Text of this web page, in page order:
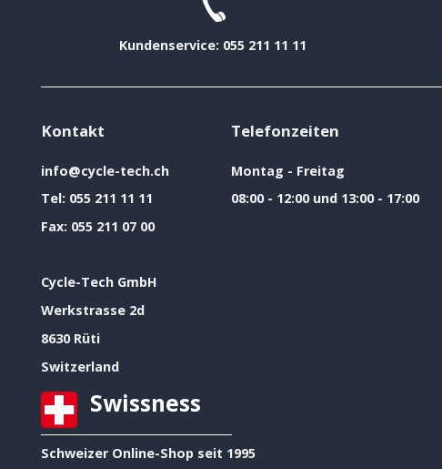
Kundenservice: 055 211 11 11
Kontakt
info@cycle-tech.ch
Tel: 055 211 11 11
Fax: 055 211 07 00
Cycle-Tech GmbH
Werkstrasse 2d
8630 Rüti
Switzerland
Telefonzeiten
Montag - Freitag
08:00 - 12:00 und 13:00 - 17:00
Swissness
Schweizer Online-Shop seit 1995